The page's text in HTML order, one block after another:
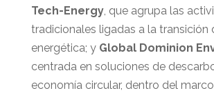
Tech-Energy, que agrupa las
tradicionales ligadas a la transición
energética; y Global Dominion
centrada en soluciones de
economía circular, dentro del